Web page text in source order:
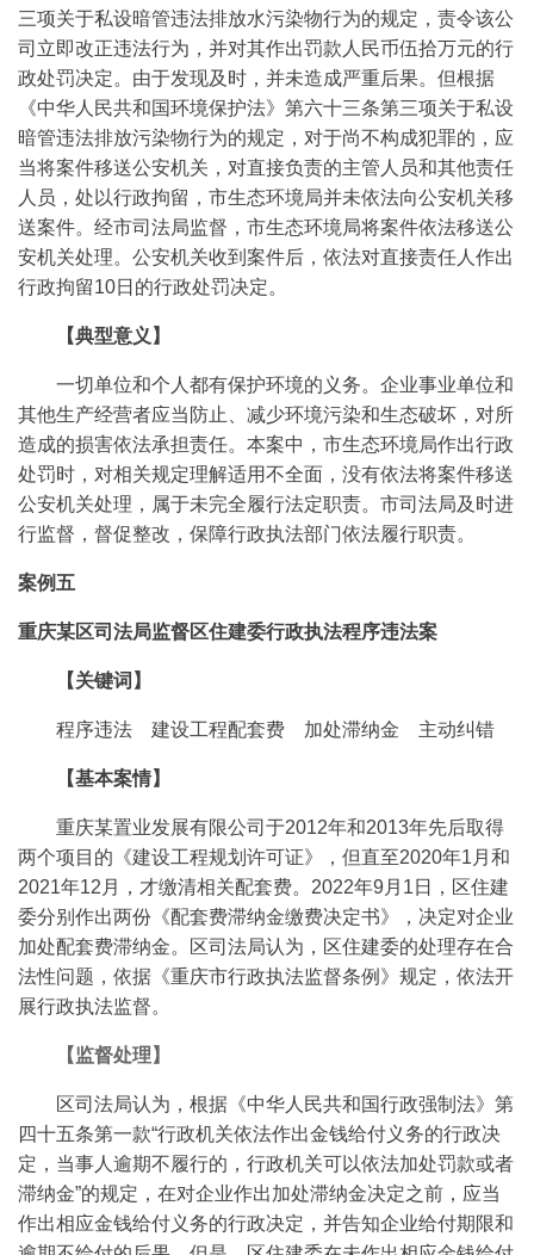
三项关于私设暗管违法排放水污染物行为的规定，责令该公
司立即改正违法行为，并对其作出罚款人民币伍拾万元的行
政处罚决定。由于发现及时，并未造成严重后果。但根据
《中华人民共和国环境保护法》第六十三条第三项关于私设
暗管违法排放污染物行为的规定，对于尚不构成犯罪的，应
当将案件移送公安机关，对直接负责的主管人员和其他责任
人员，处以行政拘留，市生态环境局并未依法向公安机关移
送案件。经市司法局监督，市生态环境局将案件依法移送公
安机关处理。公安机关收到案件后，依法对直接责任人作出
行政拘留10日的行政处罚决定。
【典型意义】
一切单位和个人都有保护环境的义务。企业事业单位和
其他生产经营者应当防止、减少环境污染和生态破坏，对所
造成的损害依法承担责任。本案中，市生态环境局作出行政
处罚时，对相关规定理解适用不全面，没有依法将案件移送
公安机关处理，属于未完全履行法定职责。市司法局及时进
行监督，督促整改，保障行政执法部门依法履行职责。
案例五
重庆某区司法局监督区住建委行政执法程序违法案
【关键词】
程序违法 建设工程配套费 加处滞纳金 主动纠错
【基本案情】
重庆某置业发展有限公司于2012年和2013年先后取得
两个项目的《建设工程规划许可证》，但直至2020年1月和
2021年12月，才缴清相关配套费。2022年9月1日，区住建
委分别作出两份《配套费滞纳金缴费决定书》，决定对企业
加处配套费滞纳金。区司法局认为，区住建委的处理存在合
法性问题，依据《重庆市行政执法监督条例》规定，依法开
展行政执法监督。
【监督处理】
区司法局认为，根据《中华人民共和国行政强制法》第
四十五条第一款“行政机关依法作出金钱给付义务的行政决
定，当事人逾期不履行的，行政机关可以依法加处罚款或者
滞纳金”的规定，在对企业作出加处滞纳金决定之前，应当
作出相应金钱给付义务的行政决定，并告知企业给付期限和